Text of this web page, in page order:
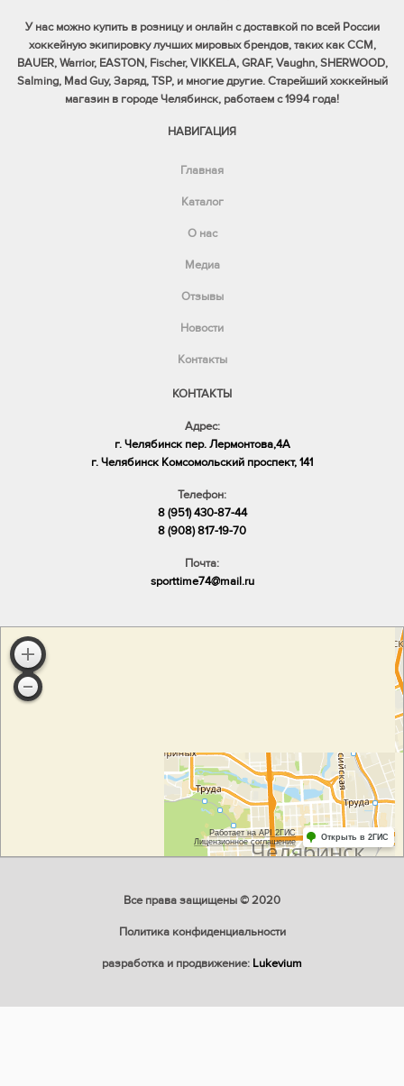
У нас можно купить в розницу и онлайн с доставкой по всей России
хоккейную экипировку лучших мировых брендов, таких как CCM,
BAUER, Warrior, EASTON, Fischer, VIKKELA, GRAF, Vaughn, SHERWOOD,
Salming, Mad Guy, Заряд, TSP, и многие другие. Старейший хоккейный
магазин в городе Челябинск, работаем с 1994 года!
НАВИГАЦИЯ
Главная
Каталог
О нас
Медиа
Отзывы
Новости
Контакты
КОНТАКТЫ
Адрес:
г. Челябинск пер. Лермонтова,4А
​г. Челябинск Комсомольский проспект, 141
Телефон:
8 (951) 430-87-44
8 (908) 817-19-70
Почта:
sporttime74@mail.ru
Все права защищены © 2020
Политика конфиденциальности
разработка и продвижение: Lukevium